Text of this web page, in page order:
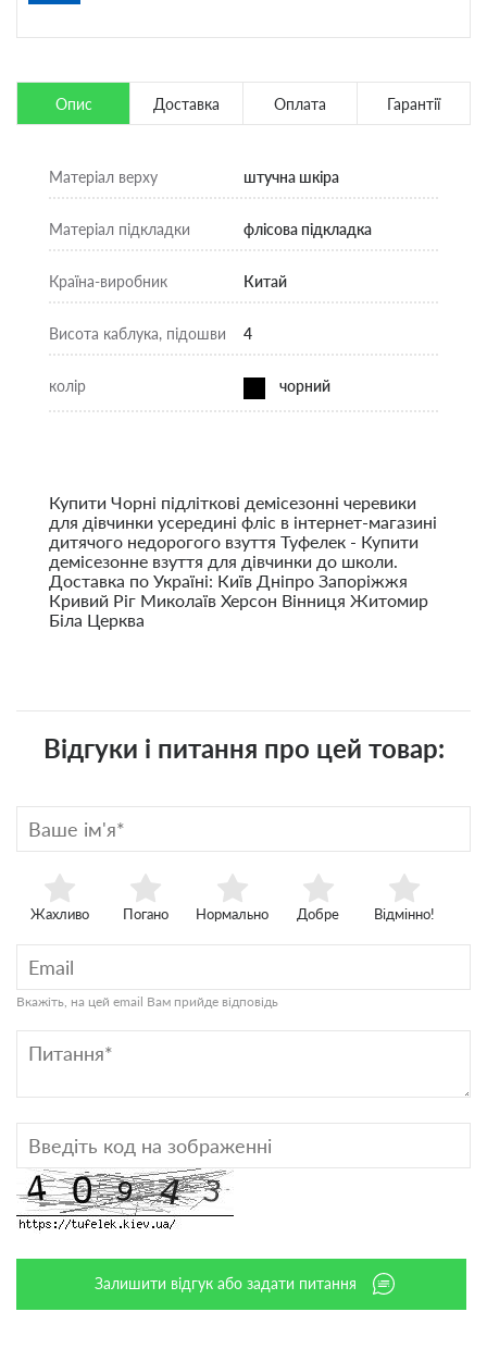
Опис Доставка Оплата Гарантії
Матеріал верху штучна шкіра
Матеріал підкладки флісова підкладка
Країна-виробник Китай
Висота каблука, підошви 4
колір чорний
Купити Чорні підліткові демісезонні черевики
для дівчинки усередині фліс в інтернет-магазині
дитячого недорогого взуття Туфелек - Купити
демісезонне взуття для дівчинки до школи.
Доставка по Україні: Київ Дніпро Запоріжжя
Кривий Ріг Миколаїв Херсон Вінниця Житомир
Біла Церква
Відгуки і питання про цей товар:
Жахливо Погано Нормально Добре Відмінно!
Вкажіть, на цей email Вам прийде відповідь
Залишити відгук або задати питання